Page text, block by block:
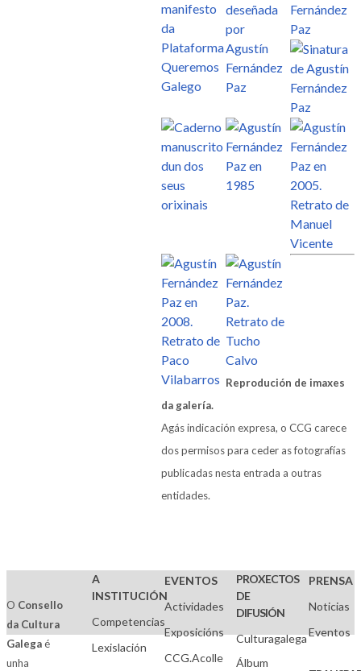
Reprodución de imaxes
da galería.
Agás indicación expresa, o CCG carece
dos permisos para ceder as fotografías
publicadas nesta entrada a outras
entidades.
O Consello
da Cultura
Galegaé
unha
A
INSTITUCIÓN
Competencias
Lexislación
EVENTOS
Actividades
Exposicións
CCG.Acolle
PROXECTOS
DE
DIFUSIÓN
Culturagalega
Álbum
PRENSA
Noticias
Eventos